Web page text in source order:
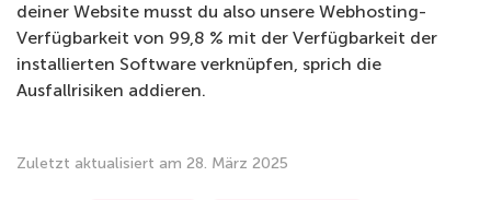
deiner Website musst du also unsere Webhosting-
Verfügbarkeit von 99,8 % mit der Verfügbarkeit der
installierten Software verknüpfen, sprich die
Ausfallrisiken addieren.
Zuletzt aktualisiert am 28. März 2025